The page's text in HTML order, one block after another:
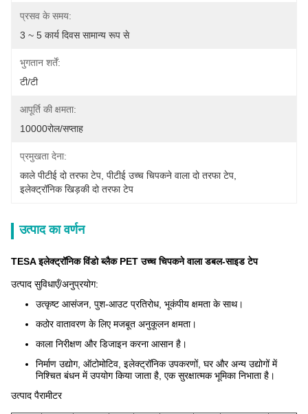
प्रसव के समय:
3 ~ 5 कार्य दिवस सामान्य रूप से
भुगतान शर्तें:
टी/टी
आपूर्ति की क्षमता:
10000रोल/सप्ताह
प्रमुखता देना:
काले पीटीई दो तरफा टेप पीटीई उच्च चिपकने वाला दो तरफा टेप
इलेक्ट्रॉनिक खिड़की दो तरफा टेप
उत्पाद का वर्णन
TESA इलेक्ट्रॉनिक विंडो ब्लैक PET उच्च चिपकने वाला डबल-साइड टेप
उत्पाद सुविधाएँ/अनुप्रयोग:
उत्कृष्ट आसंजन, पुश-आउट प्रतिरोध, भूकंपीय क्षमता के साथ।
कठोर वातावरण के लिए मजबूत अनुकूलन क्षमता।
काला निरीक्षण और डिजाइन करना आसान है।
निर्माण उद्योग, ऑटोमोटिव, इलेक्ट्रॉनिक उपकरणों, घर और अन्य उद्योगों में
निश्चित बंधन में उपयोग किया जाता है, एक सुरक्षात्मक भूमिका निभाता है।
उत्पाद पैरामीटर